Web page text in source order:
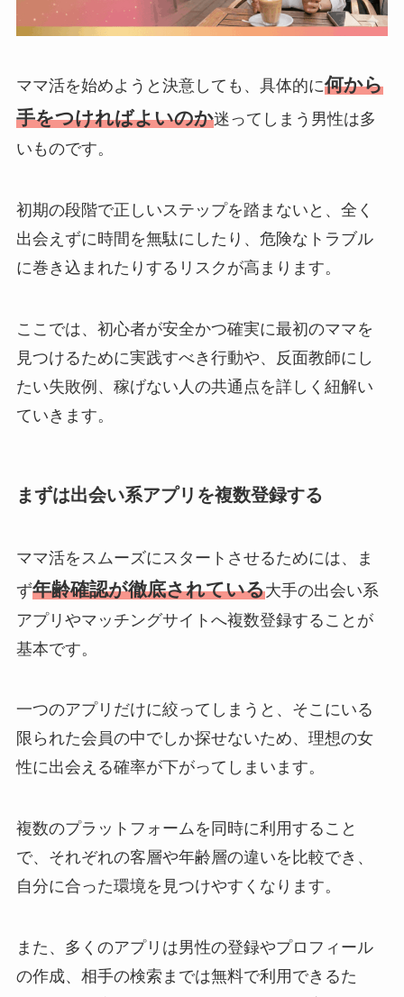
ママ活を始めようと決意しても、具体的に何から
手をつければよいのか迷ってしまう男性は多
いものです。
初期の段階で正しいステップを踏まないと、全く
出会えずに時間を無駄にしたり、危険なトラブル
に巻き込まれたりするリスクが高まります。
ここでは、初心者が安全かつ確実に最初のママを
見つけるために実践すべき行動や、反面教師にし
たい失敗例、稼げない人の共通点を詳しく紐解い
ていきます。
まずは出会い系アプリを複数登録する
ママ活をスムーズにスタートさせるためには、ま
ず年齢確認が徹底されている大手の出会い系
アプリやマッチングサイトへ複数登録することが
基本です。
一つのアプリだけに絞ってしまうと、そこにいる
限られた会員の中でしか探せないため、理想の女
性に出会える確率が下がってしまいます。
複数のプラットフォームを同時に利用すること
で、それぞれの客層や年齢層の違いを比較でき、
自分に合った環境を見つけやすくなります。
また、多くのアプリは男性の登録やプロフィール
の作成、相手の検索までは無料で利用できるた